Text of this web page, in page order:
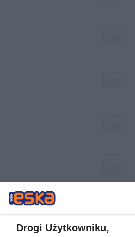
Drogi Użytkowniku,